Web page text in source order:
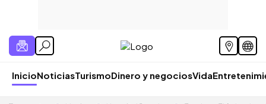
InicioNoticiasTurismoDinero y negociosVida